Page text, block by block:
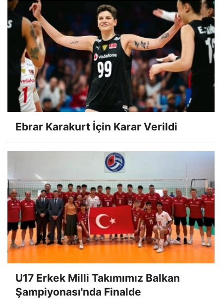
Ebrar Karakurt İçin Karar Verildi
U17 Erkek Milli Takımımız Balkan
Şampiyonası'nda Finalde